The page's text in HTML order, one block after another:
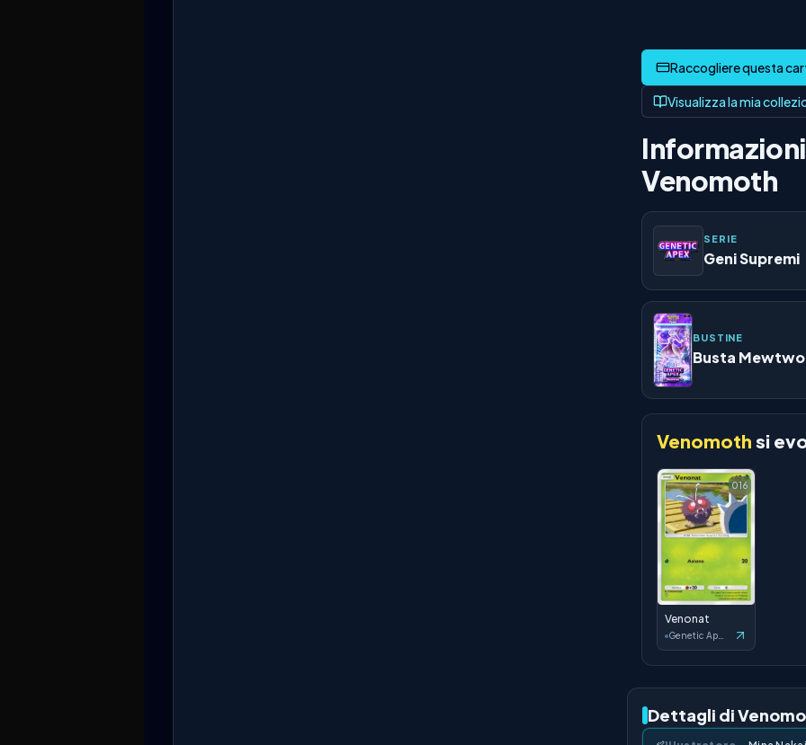
Visualizza la mia
Venomoth
SERIE
Geni Supremi
BUSTINE
Busta Mewtwo
Venomoth si
016
Venonat
Genetic Apex
Dettagli di